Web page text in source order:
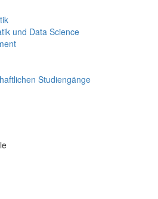
und Data Science
Studiengänge